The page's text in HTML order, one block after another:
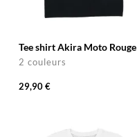
Tee shirt Akira Moto Rouge
2 couleurs
29,90 €